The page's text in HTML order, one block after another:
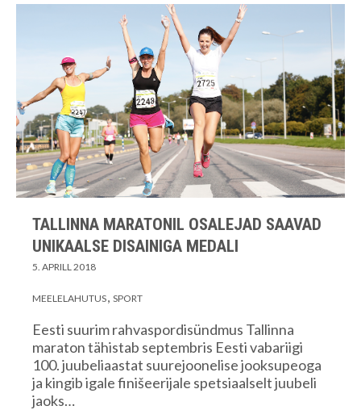
TALLINNA MARATONIL OSALEJAD SAAVAD
UNIKAALSE DISAINIGA MEDALI
5. APRILL 2018
MEELELAHUTUS SPORT
Eesti suurim rahvaspordisündmus Tallinna
maraton tähistab septembris Eesti vabariigi
100. juubeliaastat suurejoonelise jooksupeoga
ja kingib igale finišeerijale spetsiaalselt juubeli
jaoks…